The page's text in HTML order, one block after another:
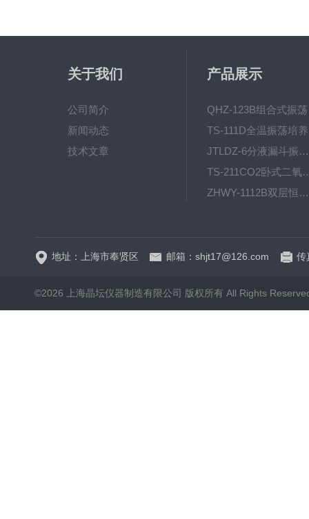
关于我们
公司简介
新闻动态
技术文章
产品展示
JTLDZ-6分液漏斗振荡器
TS-211CO2卧式
ZHWY-1112B双层恒温培养摇床
地址：上海市奉贤区 邮箱：shjt17@126.com 传
©2026 上海晶坛仪器制造有限公司 版权所有 All Rights